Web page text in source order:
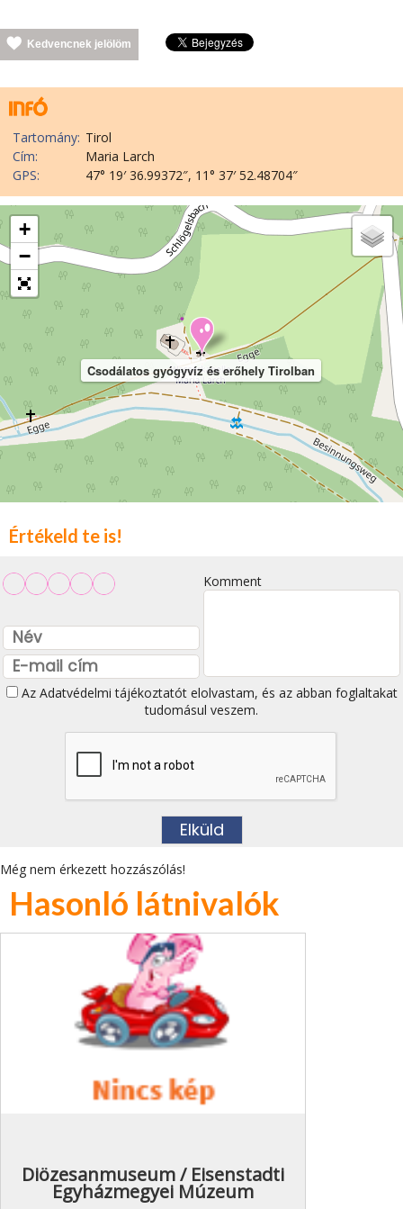
Kedvencnek jelölöm
Tartomány: Tirol
Cím:
Maria Larch
GPS:
47° 19′ 36.99372″, 11° 37′ 52.48704″
Csodálatos gyógyvíz és erőhely Tirolban
+
−
Értékeld te is!
Komment
Az Adatvédelmi tájékoztatótelolvastam, és az abban foglaltakat
tudomásul veszem.
Még nem érkezett hozzászólás!
Hasonló látnivalók
Diözesanmuseum / Eisenstadti
Egyházmegyei Múzeum